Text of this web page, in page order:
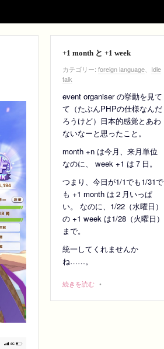
+1 month と +1 week
カテゴリー: foreign language
Idle
talk
event organiser の挙動を見て
て（たぶんPHPの仕様なんだ
ろうけど）日本的感覚とあわ
ないなーと思ったこと。
month +n は今月、来月単位
なのに、 week +1 は７日。
つまり、今日が1/1でも1/31で
も +1 month は２月いっぱ
い。 なのに、1/22（水曜日）
の +1 week は1/28（火曜日）
まで。
統一してくれませんか
ね……。
続きを読む •